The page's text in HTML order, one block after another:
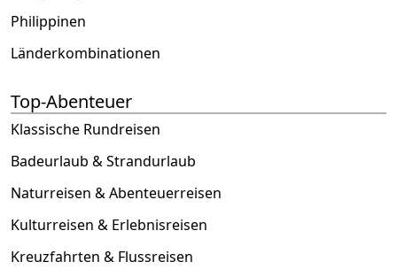
Philippinen
Länderkombinationen
Top-Abenteuer
Klassische Rundreisen
Badeurlaub & Strandurlaub
Naturreisen & Abenteuerreisen
Kulturreisen & Erlebnisreisen
Kreuzfahrten & Flussreisen